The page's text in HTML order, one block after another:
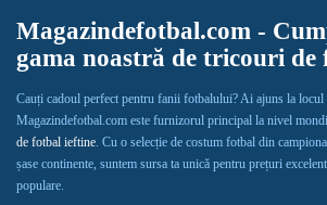
Magazindefotbal.com -
gama noastră de tricouri de
Cauți cadoul perfect pentru fanii fotbalului? Ai ajuns la
Magazindefotbal.com este furnizorul principal la nivel
de fotbal ieftine. Cu o selecție de costum fotbal din
șase continente, suntem sursa ta unică pentru prețuri
populare.